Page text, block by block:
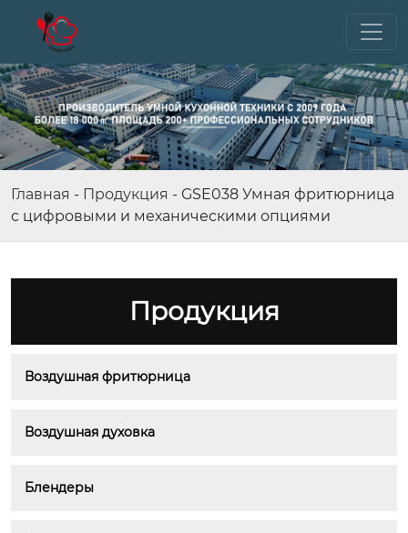
Главная - Продукция - GSE038 Умная фритюрница
с цифровыми и механическими опциями
Продукция
Воздушная фритюрница
Воздушная духовка
Блендеры